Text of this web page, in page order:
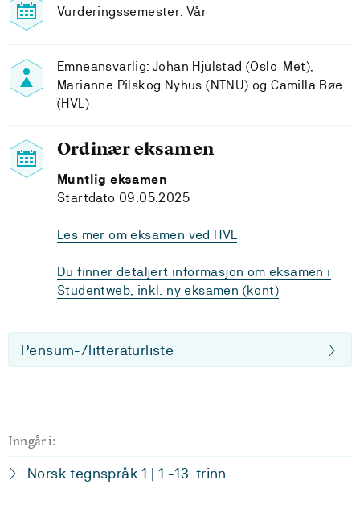
Vurderingssemester: Vår
Emneansvarlig: Johan Hjulstad (Oslo-Met),
Marianne Pilskog Nyhus (NTNU) og Camilla Bøe
(HVL)
Ordinær eksamen
Muntlig eksamen
Startdato 09.05.2025
Les mer om eksamen ved HVL
Du finner detaljert informasjon om eksamen i
Studentweb, inkl. ny eksamen (kont)
Pensum-/litteraturliste
Inngår i:
Norsk tegnspråk 1 | 1.-13. trinn